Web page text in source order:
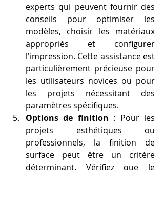
experts qui peuvent fournir des
conseils pour optimiser les
modèles, choisir les matériaux
appropriés et configurer
l'impression. Cette assistance est
particulièrement précieuse pour
les utilisateurs novices ou pour
les projets nécessitant des
paramètres spécifiques.
Options de finition : Pour les
projets esthétiques ou
professionnels, la finition de
surface peut être un critère
déterminant. Vérifiez que le